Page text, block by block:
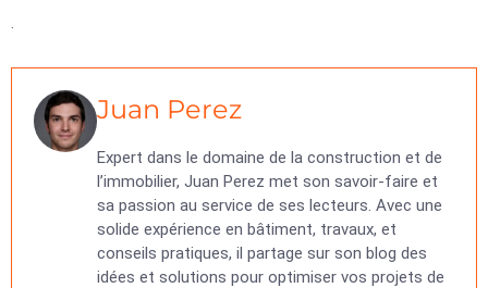
.
Juan Perez
Expert dans le domaine de la construction et de
l’immobilier, Juan Perez met son savoir-faire et
sa passion au service de ses lecteurs. Avec une
solide expérience en bâtiment, travaux, et
conseils pratiques, il partage sur son blog des
idées et solutions pour optimiser vos projets de